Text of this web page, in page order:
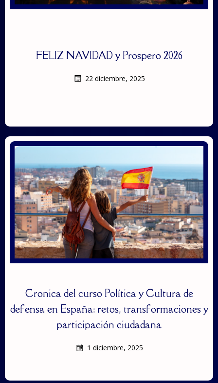
FELIZ NAVIDAD y Prospero 2026
22 diciembre, 2025
Cronica del curso Política y Cultura de
defensa en España: retos, transformaciones y
participación ciudadana
1 diciembre, 2025